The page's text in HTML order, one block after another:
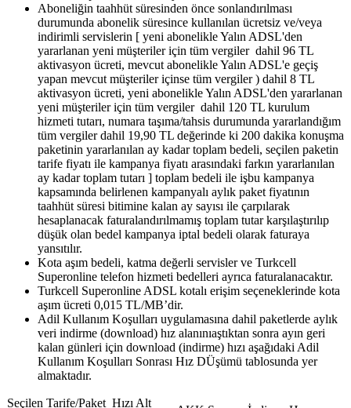
Aboneliğin taahhüt süresinden önce sonlandırılması
durumunda abonelik süresince kullanılan ücretsiz ve/veya
indirimli servislerin [ yeni abonelikle Yalın ADSL'den
yararlanan yeni müşteriler için tüm vergiler dahil 96 TL
aktivasyon ücreti, mevcut abonelikle Yalın ADSL'e geçiş
yapan mevcut müşteriler içinse tüm vergiler ) dahil 8 TL
aktivasyon ücreti, yeni abonelikle Yalın ADSL'den yararlanan
yeni müşteriler için tüm vergiler dahil 120 TL kurulum
hizmeti tutarı, numara taşıma/tahsis durumunda yararlandığım
tüm vergiler dahil 19,90 TL değerinde ki 200 dakika konuşma
paketinin yararlanılan ay kadar toplam bedeli, seçilen paketin
tarife fiyatı ile kampanya fiyatı arasındaki farkın yararlanılan
ay kadar toplam tutarı ] toplam bedeli ile işbu kampanya
kapsamında belirlenen kampanyalı aylık paket fiyatının
taahhüt süresi bitimine kalan ay sayısı ile çarpılarak
hesaplanacak faturalandırılmamış toplam tutar karşılaştırılıp
düşük olan bedel kampanya iptal bedeli olarak faturaya
yansıtılır.
Kota aşım bedeli, katma değerli servisler ve Turkcell
Superonline telefon hizmeti bedelleri ayrıca faturalanacaktır.
Turkcell Superonline ADSL kotalı erişim seçeneklerinde kota
aşım ücreti 0,015 TL/MB’dir.
Adil Kullanım Koşulları uygulamasına dahil paketlerde aylık
veri indirme (download) hız alanınıaştıktan sonra ayın geri
kalan günleri için download (indirme) hızı aşağıdaki Adil
Kullanım Koşulları Sonrası Hız DÜşümü tablosunda yer
almaktadır.​
​​Seçilen Tarife/Paket Hızı Alt